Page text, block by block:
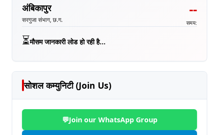
अंबिकापुर
सरगुजा संभाग, छ.ग.
--
समय:
⏳मौसम जानकारी लोड हो रही है...
सोशल कम्युनिटी (Join Us)
💬Join our WhatsApp Group